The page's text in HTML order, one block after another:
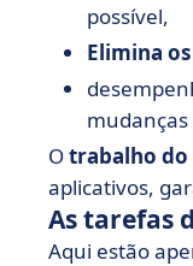
possível,
Elimina
Otrabalho do
aplicativos,
As tarefas
Aqui estão